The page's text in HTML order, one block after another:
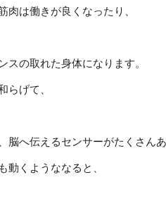
は働きが良くなったり、
スの取れた身体になります。
らげて、
へ伝えるセンサーがたくさんあ
動くようななると、